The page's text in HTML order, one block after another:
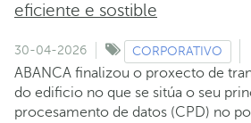
eficiente e sostible
30-04-2026 CORPORATIVO
ABANCA finalizou o proxecto de
do edificio no que se sitúa o seu
procesamento de datos (CPD) no